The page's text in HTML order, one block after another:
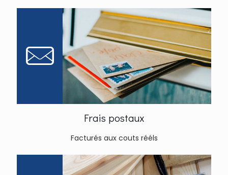
Frais postaux
Facturés aux couts rééls